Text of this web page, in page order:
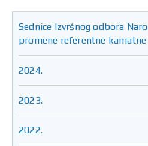
Sednice Izvršnog odbora
promene referentne
2024.
2023.
2022.